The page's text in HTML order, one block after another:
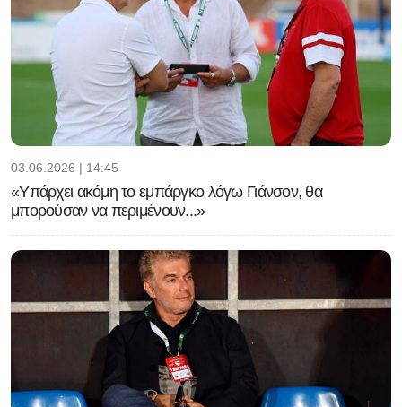
03.06.2026 | 14:45
«Υπάρχει ακόμη το εμπάργκο λόγω Γιάνσον, θα
μπορούσαν να περιμένουν...»